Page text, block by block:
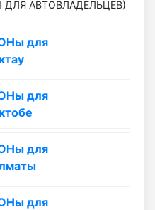
АВТОВЛАДЕЛЬЦЕВ)
для
для
для
для